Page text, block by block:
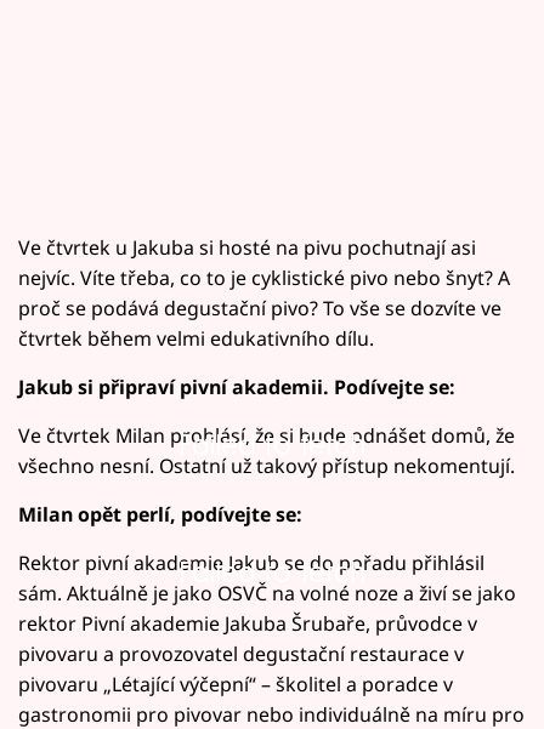
Ve čtvrtek u Jakuba si hosté na pivu pochutnají asi
nejvíc. Víte třeba, co to je cyklistické pivo nebo šnyt? A
proč se podává degustační pivo? To vše se dozvíte ve
čtvrtek během velmi edukativního dílu.
Jakub si připraví pivní akademii. Podívejte se:
Failed to fetch
Ve čtvrtek Milan prohlásí, že si bude odnášet domů, že
všechno nesní. Ostatní už takový přístup nekomentují.
Milan opět perlí, podívejte se:
Failed to fetch
Rektor pivní akademie Jakub se do pořadu přihlásil
sám. Aktuálně je jako OSVČ na volné noze a živí se jako
rektor Pivní akademie Jakuba Šrubaře, průvodce v
pivovaru a provozovatel degustační restaurace v
pivovaru „Létající výčepní“ – školitel a poradce v
gastronomii pro pivovar nebo individuálně na míru pro